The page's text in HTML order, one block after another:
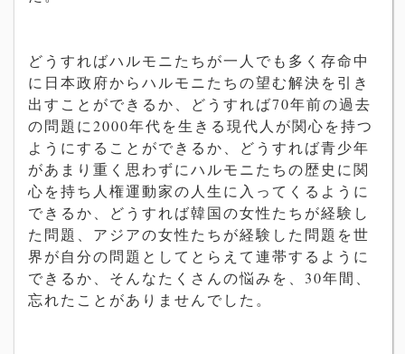
どうすればハルモニたちが一人でも多く存命中
に日本政府からハルモニたちの望む解決を引き
出すことができるか、どうすれば70年前の過去
の問題に2000年代を生きる現代人が関心を持つ
ようにすることができるか、どうすれば青少年
があまり重く思わずにハルモニたちの歴史に関
心を持ち人権運動家の人生に入ってくるように
できるか、どうすれば韓国の女性たちが経験し
た問題、アジアの女性た ちが経験した問題を世
界が自分の問題としてとらえて連帯するように
できるか、そんなたくさんの悩みを、30年間、
忘れたことがありませんでした。